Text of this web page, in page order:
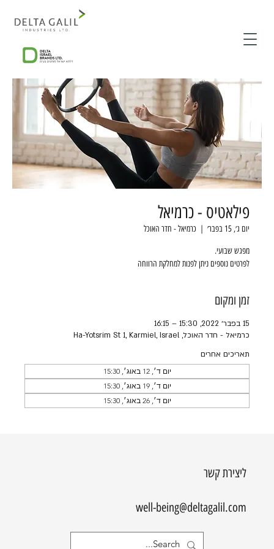
פילאטיס - כרמיאל
יום ג׳, 15 בפבר׳
  |
כרמיאל - חדר האוכל
לפרטים נוספים ניתן לפנות למחלקת הרווחה
זמן ומקום
15 בפבר׳ 2022, 15:30 – 16:15
כרמיאל - חדר האוכל, Ha-Yotsrim St 1, Karmiel, Israel
תאריכים אחרים
יום ד׳, 12 באוג׳, 15:30
יום ד׳, 19 באוג׳, 15:30
יום ד׳, 26 באוג׳, 15:30
ליצירת קשר
well-being@deltagalil.com